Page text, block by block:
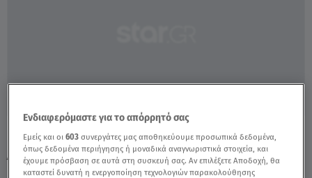
Καρκίνος Σήμερα 23/8/24: Οι Προβλέψεις
Από Την Άση Μπήλιου - Video
Ενδιαφερόμαστε για το απόρρητό σας
Εμείς και οι603 συνεργάτες μας αποθηκεύουμε προσωπικά δεδομένα,
όπως δεδομένα περιήγησης ή μοναδικά αναγνωριστικά στοιχεία, και
έχουμε πρόσβαση σε αυτά στη συσκευή σας. Αν επιλέξετε Αποδοχή, θα
καταστεί δυνατή η ενεργοποίηση τεχνολογιών παρακολούθησης